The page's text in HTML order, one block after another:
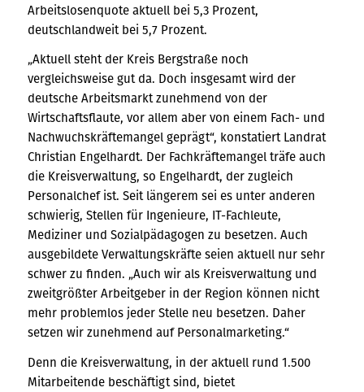
Arbeitslosenquote aktuell bei 5,3 Prozent,
deutschlandweit bei 5,7 Prozent.
„Aktuell steht der Kreis Bergstraße noch
vergleichsweise gut da. Doch insgesamt wird der
deutsche Arbeitsmarkt zunehmend von der
Wirtschaftsflaute, vor allem aber von einem Fach- und
Nachwuchskräftemangel geprägt“, konstatiert Landrat
Christian Engelhardt. Der Fachkräftemangel träfe auch
die Kreisverwaltung, so Engelhardt, der zugleich
Personalchef ist. Seit längerem sei es unter anderen
schwierig, Stellen für Ingenieure, IT-Fachleute,
Mediziner und Sozialpädagogen zu besetzen. Auch
ausgebildete Verwaltungskräfte seien aktuell nur sehr
schwer zu finden. „Auch wir als Kreisverwaltung und
zweitgrößter Arbeitgeber in der Region können nicht
mehr problemlos jeder Stelle neu besetzen. Daher
setzen wir zunehmend auf Personalmarketing.“
Denn die Kreisverwaltung, in der aktuell rund 1.500
Mitarbeitende beschäftigt sind, bietet